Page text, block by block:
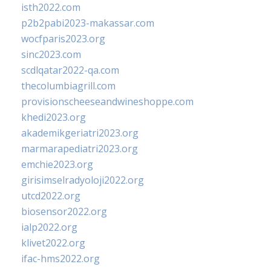
isth2022.com
p2b2pabi2023-makassar.com
wocfparis2023.org
sinc2023.com
scdlqatar2022-qa.com
thecolumbiagrill.com
provisionscheeseandwineshoppe.com
khedi2023.org
akademikgeriatri2023.org
marmarapediatri2023.org
emchie2023.org
girisimselradyoloji2022.org
utcd2022.org
biosensor2022.org
ialp2022.org
klivet2022.org
ifac-hms2022.org